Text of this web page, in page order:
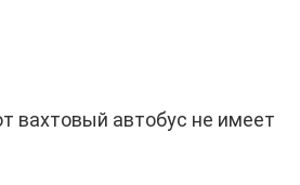
вахтовый автобус не имеет